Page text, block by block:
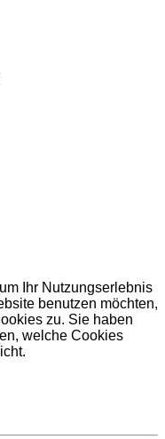
Ihr Nutzungserlebnis
benutzen möchten,
zu. Sie haben
welche Cookies